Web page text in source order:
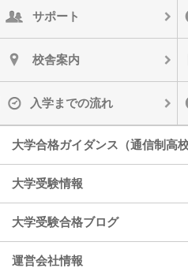
サポート
校舎案内
入学までの流れ
大学合格ガイダンス（通信制高校
大学受験情報
大学受験合格ブログ
運営会社情報